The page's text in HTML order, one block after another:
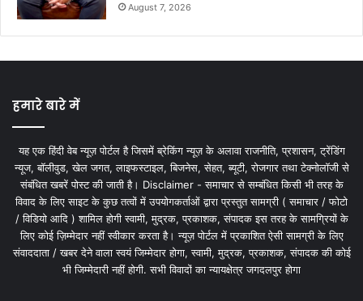
August 7, 2026
हमारे बारे में
यह एक हिंदी वेब न्यूज़ पोर्टल है जिसमें ब्रेकिंग न्यूज़ के अलावा राजनीति, प्रशासन, ट्रेंडिंग
न्यूज, बॉलीवुड, खेल जगत, लाइफस्टाइल, बिजनेस, सेहत, ब्यूटी, रोजगार तथा टेक्नोलॉजी से
संबंधित खबरें पोस्ट की जाती है। Disclaimer - समाचार से सम्बंधित किसी भी तरह के
विवाद के लिए साइट के कुछ तत्वों में उपयोगकर्ताओं द्वारा प्रस्तुत सामग्री ( समाचार / फोटो
/ विडियो आदि ) शामिल होगी स्वामी, मुद्रक, प्रकाशक, संपादक इस तरह के सामग्रियों के
लिए कोई ज़िम्मेदार नहीं स्वीकार करता है। न्यूज़ पोर्टल में प्रकाशित ऐसी सामग्री के लिए
संवाददाता / खबर देने वाला स्वयं जिम्मेदार होगा, स्वामी, मुद्रक, प्रकाशक, संपादक की कोई
भी जिम्मेदारी नहीं होगी. सभी विवादों का न्यायक्षेत्र जगदलपुर होगा